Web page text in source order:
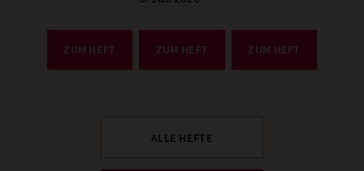
ZUM HEFT ZUM HEFT ZUM HEFT
ALLE HEFTE